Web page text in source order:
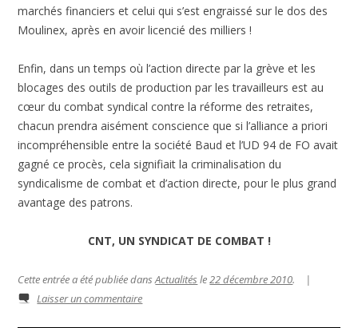
marchés financiers et celui qui s’est engraissé sur le dos des
Moulinex, après en avoir licencié des milliers !
Enfin, dans un temps où l’action directe par la grève et les
blocages des outils de production par les travailleurs est au
cœur du combat syndical contre la réforme des retraites,
chacun prendra aisément conscience que si l’alliance a priori
incompréhensible entre la société Baud et l’UD 94 de FO avait
gagné ce procès, cela signifiait la criminalisation du
syndicalisme de combat et d’action directe, pour le plus grand
avantage des patrons.
CNT, UN SYNDICAT DE COMBAT !
Cette entrée a été publiée dansActualités le22 décembre 2010.
|
Laisser un commentaire